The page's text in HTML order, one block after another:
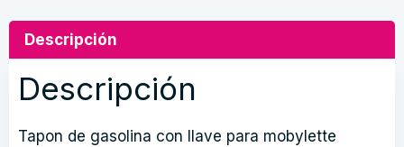
Descripción
Descripción
Tapon de gasolina con llave para mobylette